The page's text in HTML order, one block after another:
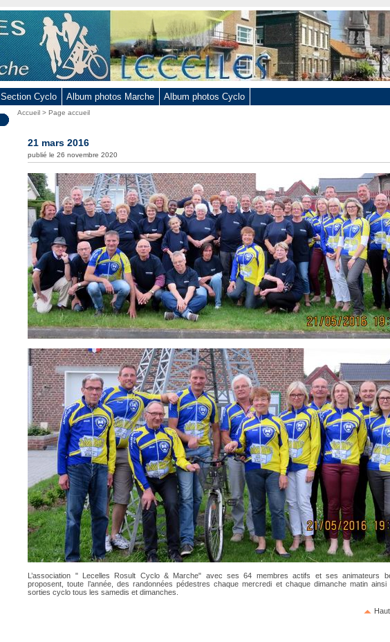
Section Cyclo Album photos Marche Album photos Cyclo
Vous
Accueil >Page accueil
21 mars 2016
publié le 26 novembre 2020
L’association " Lecelles Rosult Cyclo & Marche" avec ses 64 membres actifs et ses animateurs
proposent, toute l’année, des randonnées pédestres chaque mercredi et chaque dimanche matin ainsi
sorties cyclo tous les samedis et dimanches.